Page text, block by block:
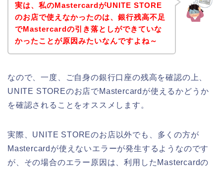
実は、私のMastercardがUNITE STORE
のお店で使えなかったのは、銀行残高不足
でMastercardの引き落としができていな
かったことが原因みたいなんですよね～
なので、一度、ご自身の銀行口座の残高を確認の上、
UNITE STOREのお店でMastercardが使えるかどうか
を確認されることをオススメします。
実際、UNITE STOREのお店以外でも、多くの方が
Mastercardが使えないエラーが発生するようなのです
が、その場合のエラー原因は、利用したMastercardの